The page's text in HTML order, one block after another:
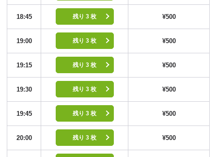
18:45 残り 3 枚 ¥500
19:00 残り 3 枚 ¥500
19:15 残り 3 枚 ¥500
19:30 残り 3 枚 ¥500
19:45 残り 3 枚 ¥500
20:00 残り 3 枚 ¥500